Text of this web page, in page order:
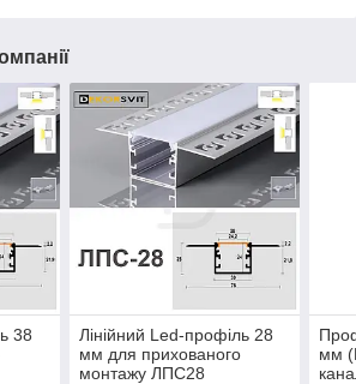
38
Лінійний Led-профіль 28
мм для прихованого
монтажу ЛПС28
мм